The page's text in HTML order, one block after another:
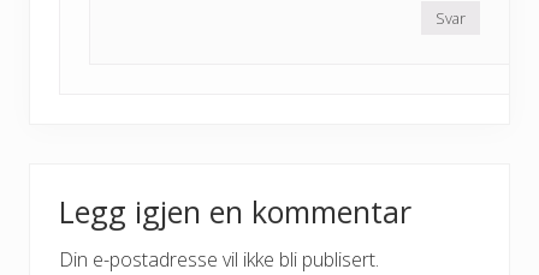
Svar
Legg igjen en kommentar
Din e-postadresse vil ikke bli publisert.